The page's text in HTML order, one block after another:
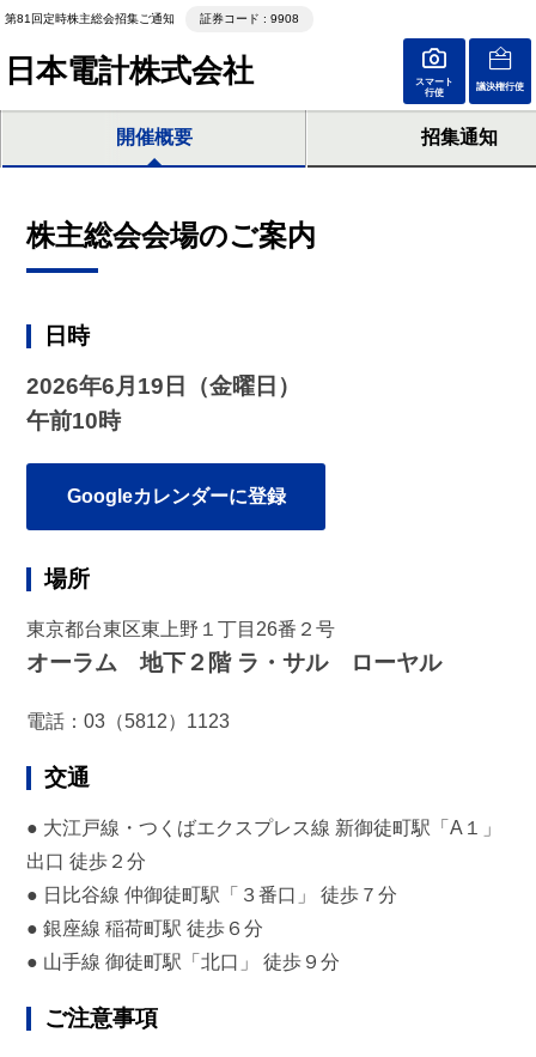
第81回定時株主総会招集ご通知 証券コード : 9908
日本電計株式会社 スマート
行使
議決権行使
開催概要 招集通知
株主総会会場のご案内
日時
2026年6月19日（金曜日）
午前10時
Googleカレンダーに登録
場所
東京都台東区東上野１丁目26番２号
オーラム 地下２階 ラ・サル ローヤル
電話：03（5812）1123
交通
● 大江戸線・つくばエクスプレス線 新御徒町駅「A１」
出口 徒歩２分
● 日比谷線 仲御徒町駅「３番口」 徒歩７分
● 銀座線 稲荷町駅 徒歩６分
● 山手線 御徒町駅「北口」 徒歩９分
ご注意事項